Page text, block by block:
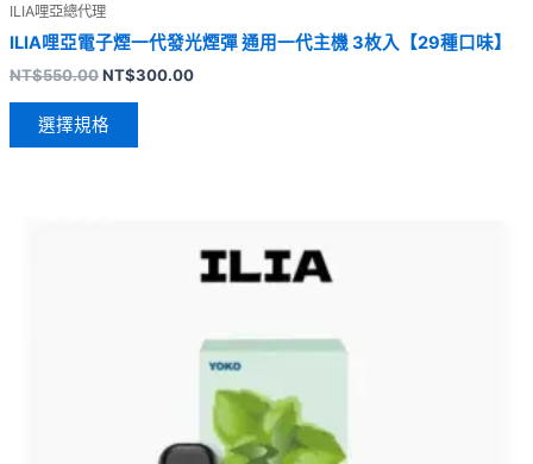
ILIA哩亞總代理
ILIA哩亞電子煙一代發光煙彈 通用一代主機 3枚入【29種口味】
NT$550.00NT$300.00
選擇規格